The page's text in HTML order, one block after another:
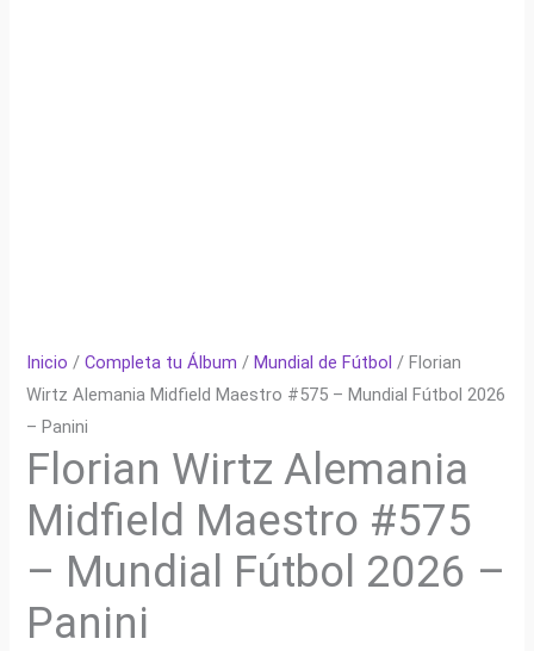
Inicio /Completa tu Álbum /Mundial de Fútbol / Florian
Wirtz Alemania Midfield Maestro #575 – Mundial Fútbol 2026
– Panini
Florian Wirtz Alemania
Midfield Maestro #575
– Mundial Fútbol 2026 –
Panini